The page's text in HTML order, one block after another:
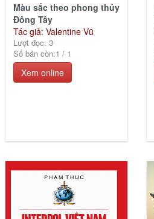
Màu sắc theo phong thủy
Đông Tây
Tác giả: Valentine Vũ
Lượt đọc: 3
Số bản còn:1 /1
Xem online